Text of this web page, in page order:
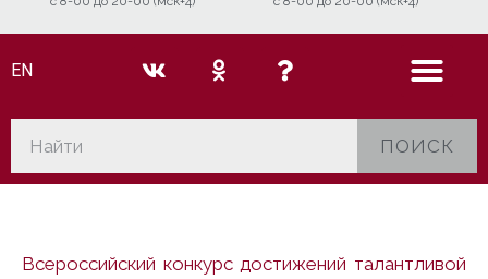
EN
ПОИСК
Всероссийский конкурс достижений талантливой